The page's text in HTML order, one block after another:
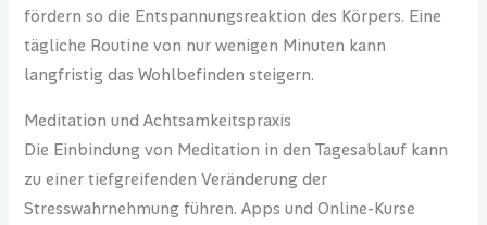
fördern so die Entspannungsreaktion des Körpers. Eine
tägliche Routine von nur wenigen Minuten kann
langfristig das Wohlbefinden steigern.
Meditation und Achtsamkeitspraxis
Die Einbindung von Meditation in den Tagesablauf kann
zu einer tiefgreifenden Veränderung der
Stresswahrnehmung führen. Apps und Online-Kurse